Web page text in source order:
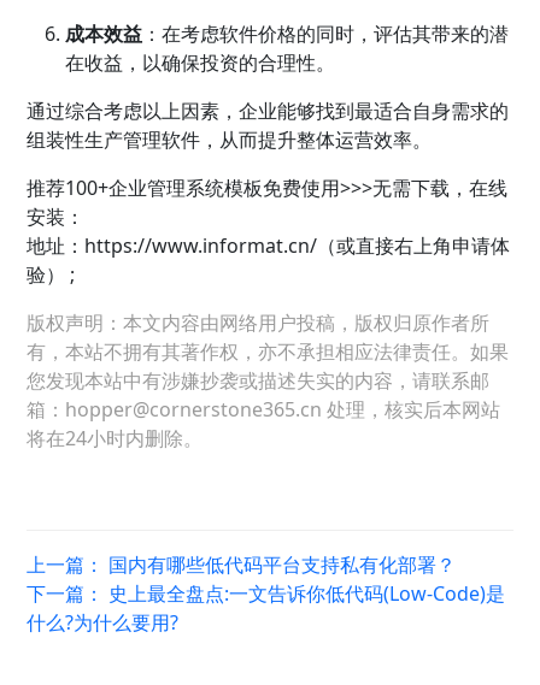
成本效益 ：在考虑软件价格的同时，评估其带来的潜
在收益，以确保投资的合理性。
通过综合考虑以上因素，企业能够找到最适合自身需求的
组装性生产管理软件，从而提升整体运营效率。
推荐100+企业管理系统模板免费使用>>>无需下载，在线
安装：
地址： https://www.informat.cn/（或直接右上角申请体
验） ;
版权声明：本文内容由网络用户投稿，版权归原作者所
有，本站不拥有其著作权，亦不承担相应法律责任。如果
您发现本站中有涉嫌抄袭或描述失实的内容，请联系邮
箱：hopper@cornerstone365.cn 处理，核实后本网站
将在24小时内删除。
上一篇： 国内有哪些低代码平台支持私有化部署？
下一篇： 史上最全盘点:一文告诉你低代码(Low-Code)是
什么?为什么要用?